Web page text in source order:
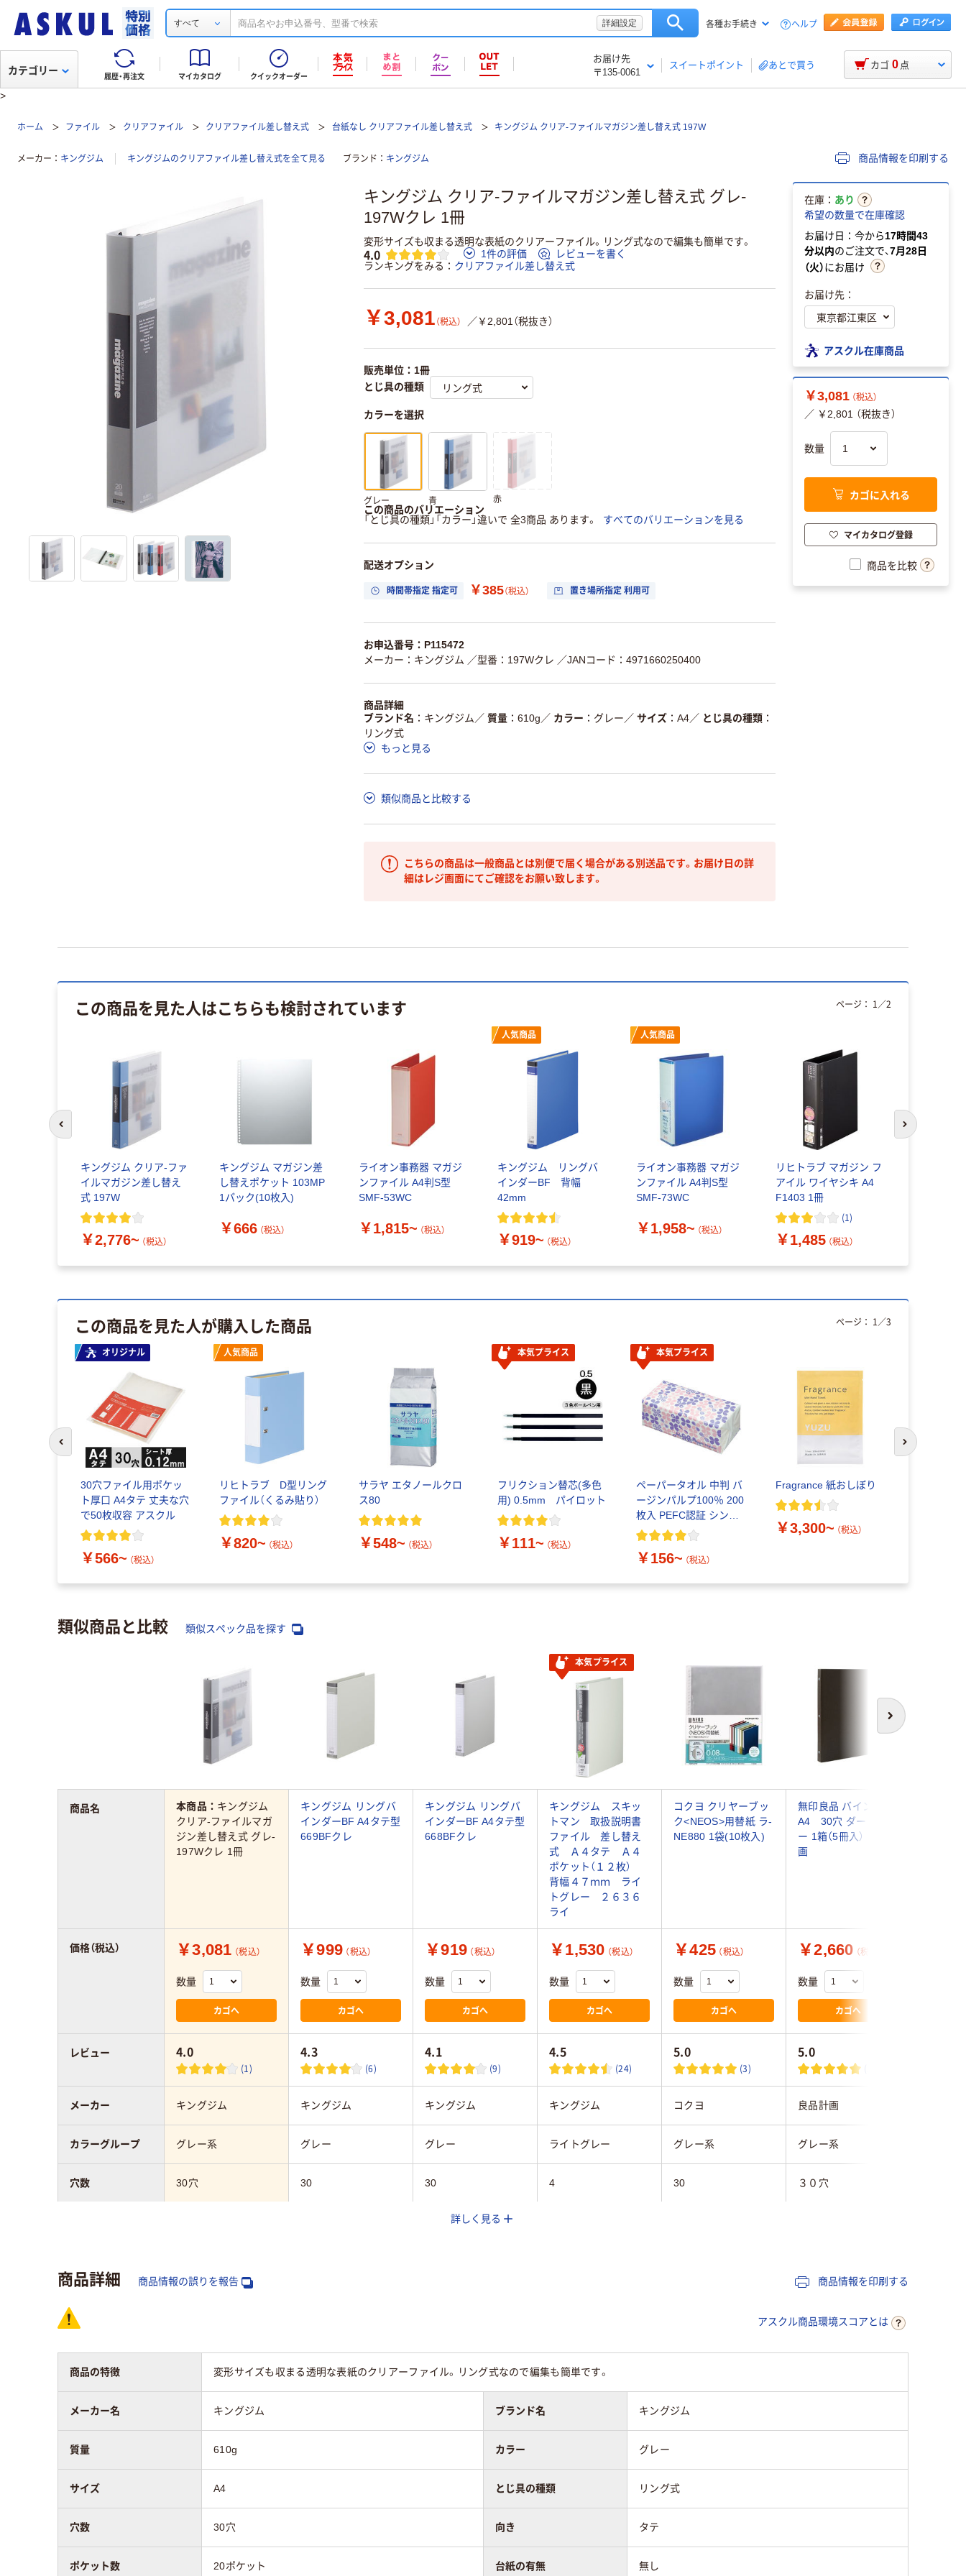
すべて 詳細設定 各種お手続き ヘルプ
履歴・再注文 マイカタログ クイックオーダー
お届け先
〒135-0061
スイートポイント あとで買う
カテゴリー カゴ 0 点
>
ホーム ファイル クリアファイル クリアファイル差し替え式 台紙なし クリアファイル差し替え式 キングジム クリア-ファイルマガジン差し替え式 197W
メーカー キングジム キングジムのクリアファイル差し替え式を全て見る ブランド キングジム 商品情報を印刷する
キングジム クリア-ファイルマガジン差し替え式 グレ-
197Wクレ 1冊
変形サイズも収まる透明な表紙のクリアーファイル。リング式なので編集も簡単です。
4.0 1件の評価
レビューを書く
ランキングをみる
クリアファイル差し替え式
￥3,081 （税込） ／￥2,801（税抜き）
販売単位：1冊
とじ具の種類
カラーを選択
グレー 青 赤
この商品のバリエーション
「とじ具の種類」「カラー」違いで 全3商品 あります。
すべてのバリエーションを見る
配送オプション
時間帯指定 指定可 ￥385（税込） 置き場所指定 利用可
お申込番号：P115472
メーカー：キングジム ／型番：197Wクレ ／JANコード：4971660250400
商品詳細
ブランド名
キングジム ／ 質量 610g ／ カラー グレー ／ サイズ A4／ とじ具の種類
リング式
もっと見る
類似商品と比較する
こちらの商品は一般商品とは別便で届く場合がある別送品です。お届け日の詳
細はレジ画面にてご確認をお願い致します。
在庫： あり
希望の数量で在庫確認
お届け日：今から17時間43
分以内のご注文で、7月28日
（火）にお届け
お届け先：
アスクル在庫商品
￥3,081 （税込）
／ ￥2,801 （税抜き）
数量
カゴに入れる
マイカタログ登録
商品を比較
この商品を見た人はこちらも検討されています
キングジム クリア-ファ
イルマガジン差し替え
式 197W
￥2,776~ （税込）
キングジム マガジン差
し替えポケット 103MP
1パック(10枚入)
￥666 （税込）
ライオン事務器 マガジ
ンファイル A4判S型
SMF-53WC
￥1,815~ （税込）
人気商品
キングジム リングバ
インダーBF 背幅
42mm
￥919~ （税込）
人気商品
ライオン事務器 マガジ
ンファイル A4判S型
SMF-73WC
￥1,958~ （税込）
リヒトラブ マガジン フ
アイル ワイヤシキ A4
F1403 1冊
(1)
￥1,485 （税込）
ページ： 1 ／2
前のスライドへ 次のスライド
この商品を見た人が購入した商品
オリジナル
30穴ファイル用ポケッ
ト厚口 A4タテ 丈夫な穴
で50枚収容 アスクル
￥566~ （税込）
人気商品
リヒトラブ D型リング
ファイル（くるみ貼り）
￥820~ （税込）
サラヤ エタノールクロ
ス80
￥548~ （税込）
本気プライス
フリクション替芯(多色
用) 0.5mm パイロット
￥111~ （税込）
本気プライス
ペーパータオル 中判 バ
ージンパルプ100％ 200
枚入 PEFC認証 シング
ル アスクルオリジナル
￥156~ （税込）
Fragrance 紙おしぼり
￥3,300~ （税込）
ページ： 1 ／3
前のスライドへ 次のスライド
類似商品と比較 類似スペック品を探す
次へ
本気プライス
本商品： キングジム
クリア-ファイルマガ
ジン差し替え式 グレ-
197Wクレ 1冊
キングジム リングバ
インダーBF A4タテ型
669BFクレ
キングジム リングバ
インダーBF A4タテ型
668BFクレ
キングジム スキッ
トマン 取扱説明書
ファイル 差し替え
式 Ａ４タテ Ａ４
ポケット（１２枚）
背幅４７ｍｍ ライ
トグレー ２６３６
ライ
コクヨ クリヤーブッ
ク<NEOS>用替紙 ラ-
NE880 1袋(10枚入)
無印良品 バインダー
A4 30穴 ダークグレ
ー 1箱（5冊入） 良品計
画
￥3,081 （税込）
数量
カゴへ
￥999 （税込）
数量
カゴへ
￥919 （税込）
数量
カゴへ
￥1,530 （税込）
数量
カゴへ
￥425 （税込）
数量
カゴへ
￥2,660 （税込）
数量
カゴへ
4.0
(1)
4.3
(6)
4.1
(9)
4.5
(24)
5.0
(3)
5.0
(1)
キングジム キングジム キングジム キングジム コクヨ 良品計画
グレー系 グレー グレー ライトグレー グレー系 グレー系
30穴 30 30 4 30 ３０穴
A4タテ
表紙：オレフィン素
材貼表紙（芯材：古紙
表紙：オレフィン素
材貼表紙（芯材：古紙
パルプ配合率100%再
商品名
価格（税込）
レビュー
メーカー
カラーグループ
穴数
材質
詳しく見る
商品詳細 商品情報の誤りを報告 商品情報を印刷する
アスクル商品環境スコアとは
商品の特徴 変形サイズも収まる透明な表紙のクリアーファイル。リング式なので編集も簡単です。
メーカー名 キングジム ブランド名 キングジム
質量 610g カラー グレー
サイズ A4 とじ具の種類 リング式
穴数 30穴 向き タテ
ポケット数 20ポケット 台紙の有無 無し